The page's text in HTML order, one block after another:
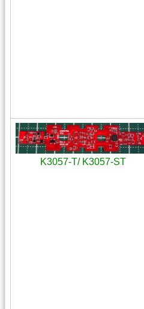
K3057-T/ K3057-ST